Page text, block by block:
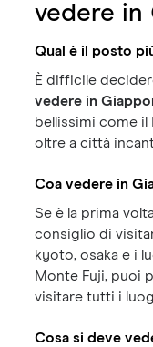
vedere in
Qual è il posto
È difficile
vedere in
bellissimi come il
oltre a città
Coa vedere in
Se è la prima
consiglio di
kyoto, osaka e i
Monte Fuji, puoi
visitare tutti i
Cosa si deve